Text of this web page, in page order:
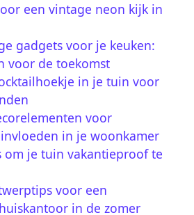
een vintage neon kijk in
gadgets voor je keuken:
voor de toekomst
in je tuin voor
voor
in je woonkamer
om je tuin vakantieproof te
voor een
in de zomer